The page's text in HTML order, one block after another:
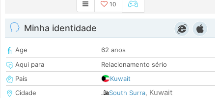
10
Minha identidade
Age
62 anos
Aqui para
Relacionamento sério
País
Kuwait
Cidade
South Surra, Kuwait